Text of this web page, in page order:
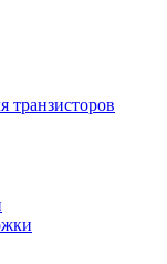
транзисторов